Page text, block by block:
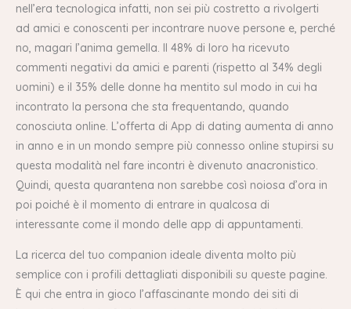
nell’era tecnologica infatti, non sei più costretto a rivolgerti
ad amici e conoscenti per incontrare nuove persone e, perché
no, magari l’anima gemella. Il 48% di loro ha ricevuto
commenti negativi da amici e parenti (rispetto al 34% degli
uomini) e il 35% delle donne ha mentito sul modo in cui ha
incontrato la persona che sta frequentando, quando
conosciuta online. L’offerta di App di dating aumenta di anno
in anno e in un mondo sempre più connesso online stupirsi su
questa modalità nel fare incontri è divenuto anacronistico.
Quindi, questa quarantena non sarebbe così noiosa d’ora in
poi poiché è il momento di entrare in qualcosa di
interessante come il mondo delle app di appuntamenti.
La ricerca del tuo companion ideale diventa molto più
semplice con i profili dettagliati disponibili su queste pagine.
È qui che entra in gioco l’affascinante mondo dei siti di